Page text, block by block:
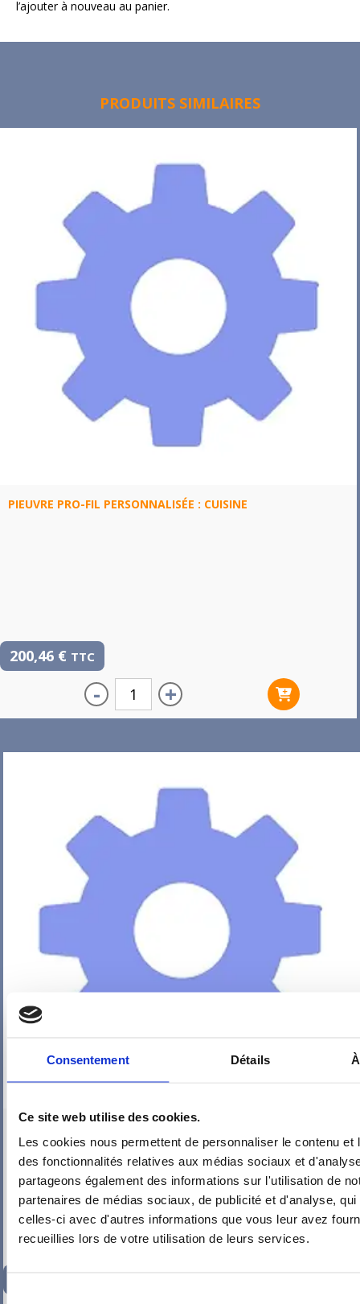
Consentement Détails
Ce site web utilise des cookies.
Les cookies nous permettent de personnaliser le contenu et
des fonctionnalités relatives aux médias sociaux et
partageons également des informations sur l'utilisation de
partenaires de médias sociaux, de publicité et d'analyse,
celles-ci avec d'autres informations que vous leur avez
recueillies lors de votre utilisation de leurs services.
Sélection
l’ajouter à nouveau au panier.
PRODUITS SIMILAIRES
PIEUVRE PRO-FIL PERSONNALISÉE : CUISINE
200,46 € TTC
- +